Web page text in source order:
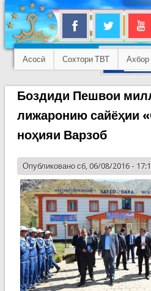
Асосӣ Сохтори ТВТ Ахбор
Боздиди Пешвои
лижаронию сайёҳии
ноҳияи Варзоб
Опубликовано сб, 06/08/2016 -